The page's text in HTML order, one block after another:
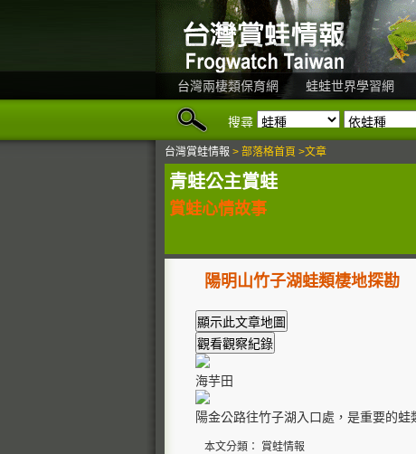
台灣兩棲類保育網 蛙蛙世界學習網
搜尋
台灣賞蛙情報 > 部落格首頁 >文章
青蛙公主賞蛙
賞蛙心情故事
陽明山竹子湖蛙類棲地探勘
海芋田
陽金公路往竹子湖入口處，是重要的
本文分類： 賞蛙情報